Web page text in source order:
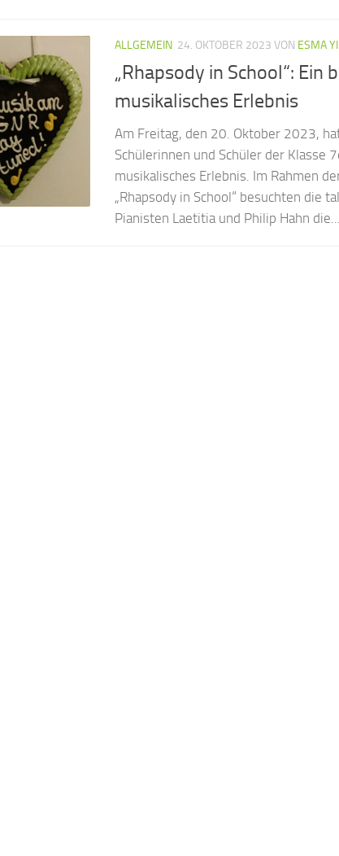
ALLGEMEIN 24. OKTOBER 2023 VON ESMA
„Rhapsody in School“: Ein
musikalisches Erlebnis
Am Freitag, den 20. Oktober 2023,
Schülerinnen und Schüler der Klasse
musikalisches Erlebnis. Im Rahmen
„Rhapsody in School“ besuchten die
Pianisten Laetitia und Philip Hahn